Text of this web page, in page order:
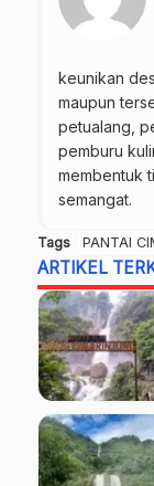
keunikan
maupun
petualang,
pemburu
membentuk
semangat.
Tags PANTAI
ARTIKEL